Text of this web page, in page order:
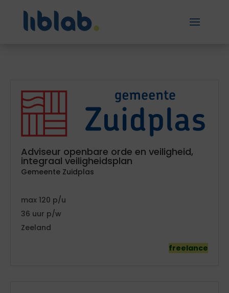
Adviseur openbare orde en veiligheid,
integraal veiligheidsplan
Gemeente Zuidplas
120
36
Zeeland
freelance